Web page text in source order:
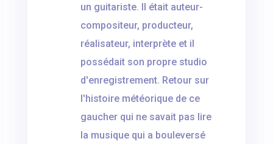
un guitariste. Il était auteur-
compositeur, producteur,
réalisateur, interprète et il
possédait son propre studio
d'enregistrement. Retour sur
l'histoire météorique de ce
gaucher qui ne savait pas lire
la musique qui a bouleversé